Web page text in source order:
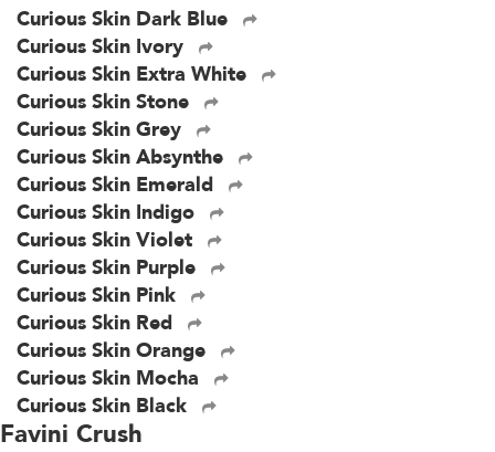
Curious Skin Dark Blue
Curious Skin Ivory
Curious Skin Extra White
Curious Skin Stone
Curious Skin Grey
Curious Skin Absynthe
Curious Skin Emerald
Curious Skin Indigo
Curious Skin Violet
Curious Skin Purple
Curious Skin Pink
Curious Skin Red
Curious Skin Orange
Curious Skin Mocha
Curious Skin Black
Favini Crush